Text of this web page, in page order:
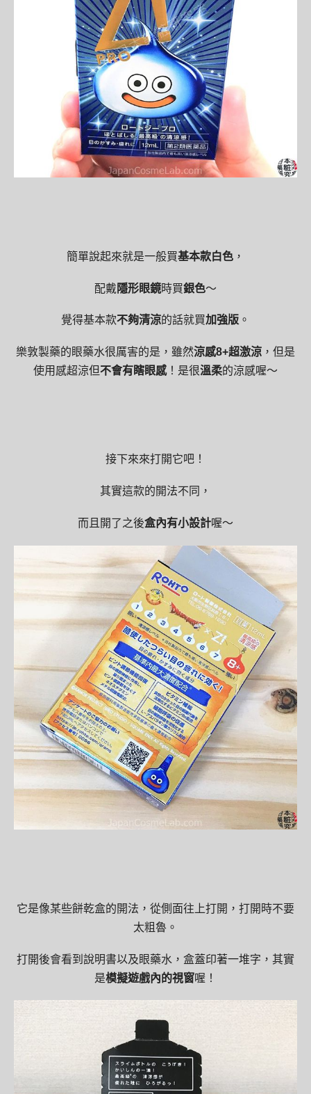
簡單說起來就是一般買基本款白色 ，
配戴 隱形眼鏡時買銀色～
覺得基本款不夠清涼的話就買加強版 。
樂敦製藥的眼藥水很厲害的是，雖然涼感8+超激涼 ，但是
使用感超涼但不會有瞎眼感！是很溫柔的涼感喔～
接下來來打開它吧！
其實這款的開法不同，
而且開了之後盒內有小設計喔～
它是像某些餅乾盒的開法，從側面往上打開，打開時不要
太粗魯。
打開後會看到說明書以及眼藥水，盒蓋印著一堆字，其實
是模擬遊戲內的視窗喔！